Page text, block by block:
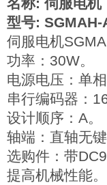
型号:
伺服电机
功率：30W。
电源电压：单相
串行编码器：
设计顺序：A。
轴端：直轴无键
选购件：带
提高机械性能。